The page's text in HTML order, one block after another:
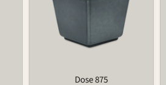
Dose 875